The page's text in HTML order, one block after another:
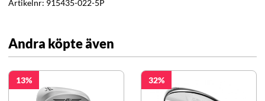
Artikelnr: 915435-022-5P
Andra köpte även
13 32